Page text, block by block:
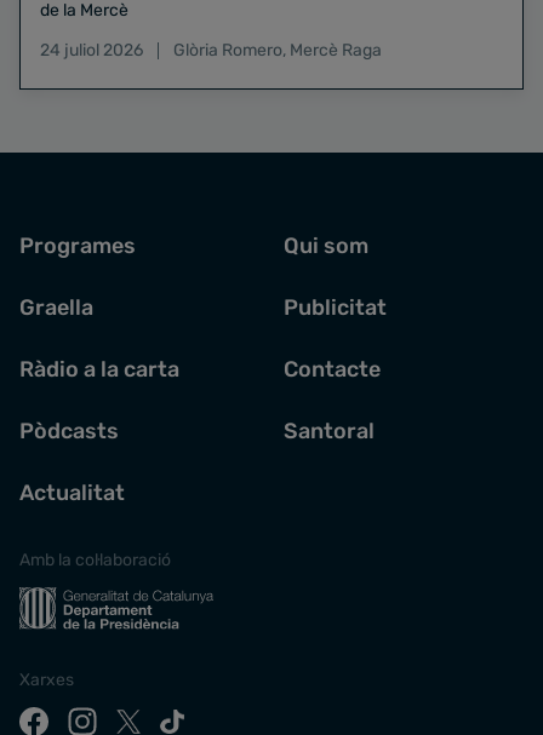
de la Mercè
24 juliol 2026
Glòria Romero, Mercè Raga
Programes
Graella
Ràdio a la carta
Pòdcasts
Actualitat
Qui som
Publicitat
Contacte
Santoral
Amb la col·laboració
Xarxes